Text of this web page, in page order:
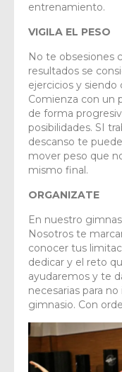
entrenamiento.
VIGILA EL PESO
No te obsesiones
resultados se
ejercicios y
Comienza con un
de forma
posibilidades. SI
descanso te
mover peso que
mismo final.
ORGANIZATE
En nuestro
Nosotros te
conocer tus
dedicar y el reto
ayudaremos y te
necesarias para
gimnasio. Con